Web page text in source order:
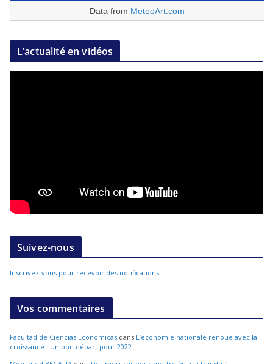
Data from MeteoArt.com
L’actualité en vidéos
Suivez-nous
Inscrivez-vous pour recevoir des notifications
Vos commentaires
Facultad de Ciencias Económicas dans L’économie nationale renoue avec la
croissance : Un bon départ pour 2022